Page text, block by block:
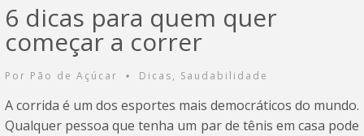
6 dicas para quem quer
começar a correr
Por Pão de Açúcar • Dicas, Saudabilidade
A corrida é um dos esportes mais democráticos do mundo.
Qualquer pessoa que tenha um par de tênis em casa pode